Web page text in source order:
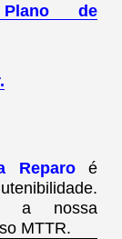
de
Reparo
é
a nossa
MTTR.